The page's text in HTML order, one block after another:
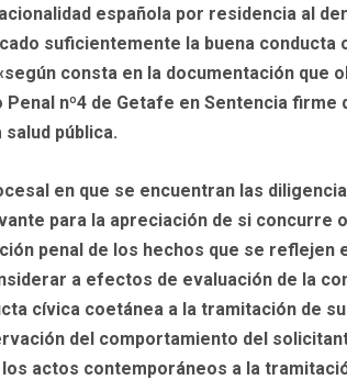
española por residencia al
suficientemente la buena conducta
consta en la documentación que
nº4 de Getafe en Sentencia firme
pública.
en que se encuentran las
para la apreciación de si concurre
penal de los hechos que se
a efectos de evaluación de la
cívica coetánea a la tramitación de
del comportamiento del
actos contemporáneos a la